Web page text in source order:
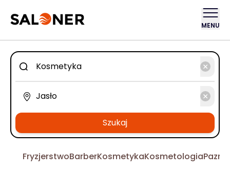
MENU
Szukaj
FryzjerstwoBarberKosmetykaKosmetologia